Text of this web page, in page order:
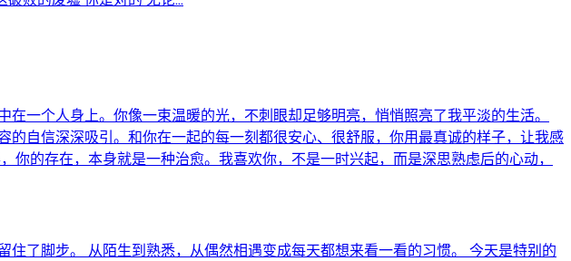
一个人身上。你像一束温暖的光，不刺眼却足够明亮，悄悄照亮了我平淡的生活。
自信深深吸引。和你在一起的每一刻都很安心、很舒服，你用最真诚的样子，让我感
的存在，本身就是一种治愈。我喜欢你，不是一时兴起，而是深思熟虑后的心动，
了脚步。 从陌生到熟悉，从偶然相遇变成每天都想来看一看的习惯。 今天是特别的